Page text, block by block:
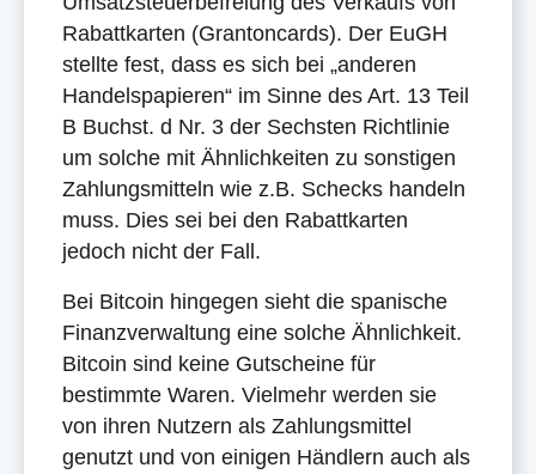
Rabattkarten (Grantoncards). Der EuGH
stellte fest, dass es sich bei „anderen
Handelspapieren“ im Sinne des Art. 13 Teil
B Buchst. d Nr. 3 der Sechsten Richtlinie
um solche mit Ähnlichkeiten zu sonstigen
Zahlungsmitteln wie z.B. Schecks handeln
muss. Dies sei bei den Rabattkarten
jedoch nicht der Fall.
Bei Bitcoin hingegen sieht die spanische
Finanzverwaltung eine solche Ähnlichkeit.
Bitcoin sind keine Gutscheine für
bestimmte Waren. Vielmehr werden sie
von ihren Nutzern als Zahlungsmittel
genutzt und von einigen Händlern auch als